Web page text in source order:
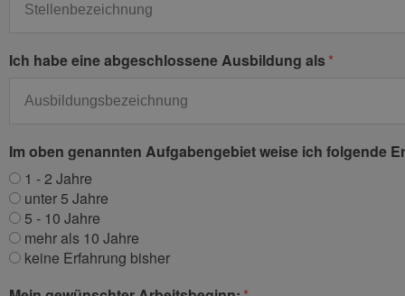
Ich habe eine abgeschlossene Ausbildung als
Im oben genannten Aufgabengebiet weise ich folgende
1 - 2 Jahre
unter 5 Jahre
5 - 10 Jahre
mehr als 10 Jahre
keine Erfahrung bisher